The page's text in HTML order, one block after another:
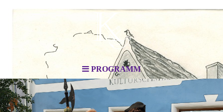
PROGRAMM